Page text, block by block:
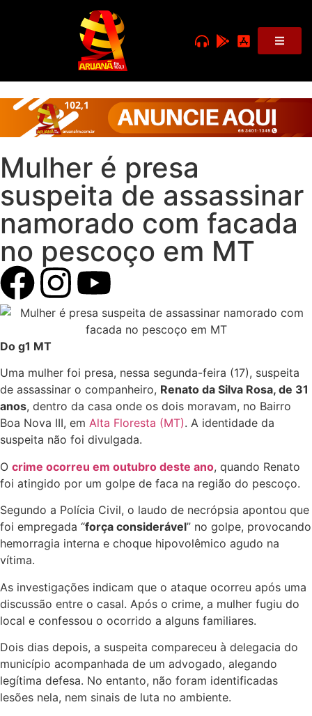
Mulher é presa
suspeita de assassinar
namorado com facada
no pescoço em MT
Do g1 MT
Uma mulher foi presa, nessa segunda-feira (17), suspeita
de assassinar o companheiro, Renato da Silva Rosa, de 31
anos, dentro da casa onde os dois moravam, no Bairro
Boa Nova III, em Alta Floresta (MT). A identidade da
suspeita não foi divulgada.
O crime ocorreu em outubro deste ano, quando Renato
foi atingido por um golpe de faca na região do pescoço.
Segundo a Polícia Civil, o laudo de necrópsia apontou que
foi empregada “força considerável” no golpe, provocando
hemorragia interna e choque hipovolêmico agudo na
vítima.
As investigações indicam que o ataque ocorreu após uma
discussão entre o casal. Após o crime, a mulher fugiu do
local e confessou o ocorrido a alguns familiares.
Dois dias depois, a suspeita compareceu à delegacia do
município acompanhada de um advogado, alegando
legítima defesa. No entanto, não foram identificadas
lesões nela, nem sinais de luta no ambiente.